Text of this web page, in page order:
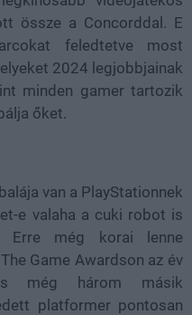
össze a Concorddal. E
feledtetve most
2024 legjobbjainak
minden gamer tartozik
őket.
van a PlayStationnek
e valaha a cuki robot is
Erre még korai lenne
Game Awardson az év
még három másik
platformer pontosan